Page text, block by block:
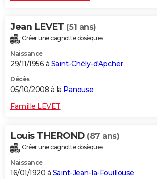
Jean LEVET (51 ans)
Créer une cagnotte obsèques
Naissance
29/11/1956 à Saint-Chély-d'Apcher
Décès
05/10/2008 à la Panouse
Famille LEVET
Louis THEROND (87 ans)
Créer une cagnotte obsèques
Naissance
16/01/1920 à Saint-Jean-la-Fouillouse